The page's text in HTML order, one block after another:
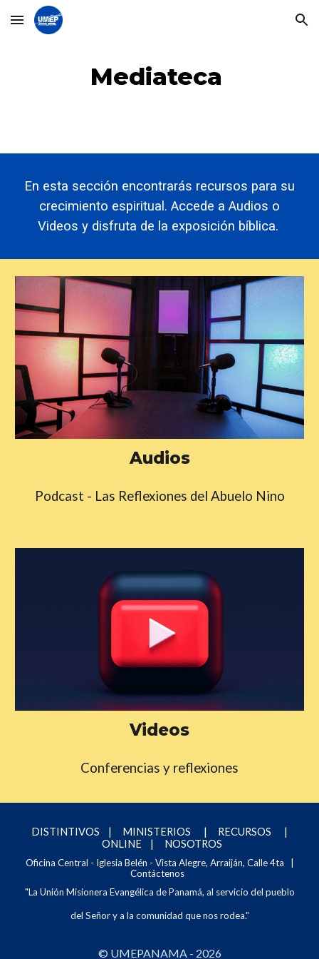
Skip to main content Skip to navigation
Mediateca
En esta sección encontrarás recursos para su
crecimiento espiritual. Accede a Audios o
Videos y disfruta de la exposición bíblica.
Audios
Podcast - Las Reflexiones del Abuelo Nino
Videos
Conferencias y reflexiones
DISTINTIVOS | MINISTERIOS | RECURSOS
|
ONLINE
| NOSOTROS
Oficina Central - Iglesia Belén - Vista Alegre, Arraiján, Calle 4ta
Contáctenos
"La Unión Misionera Evangélica de Panamá, al servicio del pueblo
del Señor y a la comunidad que nos rodea."
© UMEPANAMA - 2026